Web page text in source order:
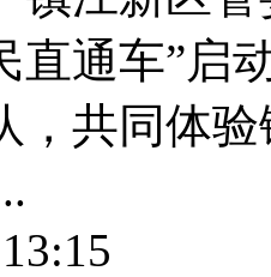
直通车”启
，共同体